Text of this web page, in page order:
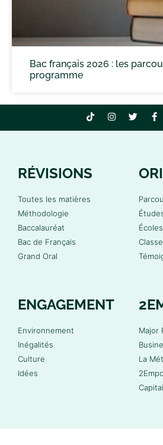
Bac français 2026 : les
programme
RÉVISIONS
Toutes les matières
Méthodologie
Baccalauréat
Bac de Français
Grand Oral
ENGAGEMENT
Environnement
Inégalités
Culture
Idées
Major
La